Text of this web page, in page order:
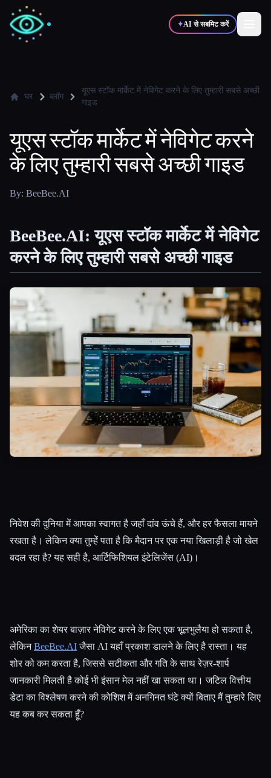
✦AI से सबमिट करें
🎨 डिज़ाइनर
📈 मार्केटर्स
🎓विद्यार्थी 🎬क्रिएटर्स
ब्लॉग
टूल्स की तुलना करें
सभी श्रेणियाँ
हमारे बारे में
घर ब्लॉग
यूएस स्टॉक मार्केट में नेविगेट करने के लिए तुम्हारी सबसे अच्छी
गाइड
यूएस स्टॉक मार्केट में नेविगेट करने
के लिए तुम्हारी सबसे अच्छी गाइड
By: BeeBee.AI
BeeBee.AI: यूएस स्टॉक मार्केट में नेविगेट
करने के लिए तुम्हारी सबसे अच्छी गाइड
निवेश की दुनिया में आपका स्वागत है जहाँ दांव ऊंचे हैं, और हर फैसला मायने
रखता है। लेकिन क्या तुम्हेंं पता है कि मैदान पर एक नया खिलाड़ी है जो खेल
बदल रहा है? यह सही है, आर्टिफिशियल इंटेलिजेंस (AI)।
अमेरिका का शेयर बाज़ार नेविगेट करने के लिए एक भूलभुलैया हो सकता है,
लेकिनBeeBee.AIजैसा AI यहाँ प्रकाश डालने के लिए है रास्ता। यह
शोर को कम करता है, जिससे सटीकता और गति के साथ रेज़र-शार्प
जानकारी मिलती है कोई भी इंसान मेल नहीं खा सकता था। जटिल वित्तीय
डेटा का विश्लेषण करने की कोशिश में अनगिनत घंटे क्यों बिताए मैं तुम्हारे लिए
यह कब कर सकता हूँ?